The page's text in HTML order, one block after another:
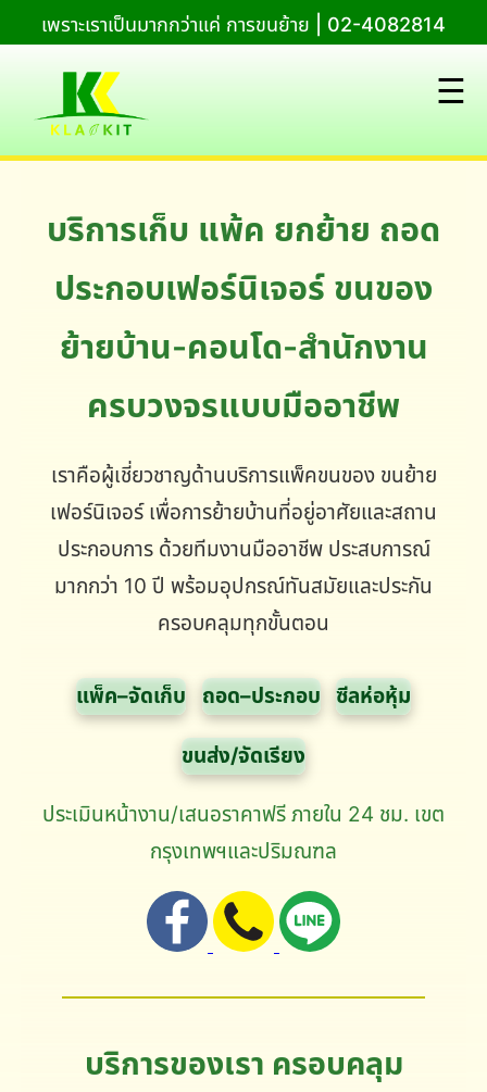
เพราะเราเป็นมากกว่าแค่ การขนย้าย | 02-4082814
☰
บริการเก็บ แพ้ค ยกย้าย ถอด
ประกอบเฟอร์นิเจอร์ ขนของ
ย้ายบ้าน-คอนโด-สำนักงาน
ครบวงจรแบบมืออาชีพ
เราคือผู้เชี่ยวชาญด้านบริการแพ็คขนของ ขนย้าย
เฟอร์นิเจอร์ เพื่อการย้ายบ้านที่อยู่อาศัยและสถาน
ประกอบการ ด้วยทีมงานมืออาชีพ ประสบการณ์
มากกว่า 10 ปี พร้อมอุปกรณ์ทันสมัยและประกัน
ครอบคลุมทุกขั้นตอน
แพ็ค–จัดเก็บ ถอด–ประกอบ ซีลห่อหุ้ม
ขนส่ง/จัดเรียง
ประเมินหน้างาน/เสนอราคาฟรี ภายใน 24 ชม. เขต
กรุงเทพฯและปริมณฑล
บริการของเรา ครอบคลุม